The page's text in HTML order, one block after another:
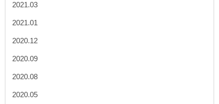
2021.03
2021.01
2020.12
2020.09
2020.08
2020.05